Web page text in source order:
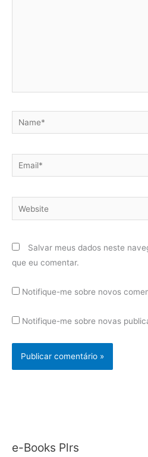
Name*
Email*
Website
Salvar meus dados neste
que eu comentar.
Notifique-me sobre novos
Notifique-me sobre novas
e-Books Plrs